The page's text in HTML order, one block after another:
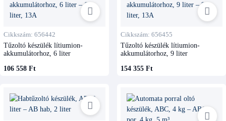
Cikkszám: 656442
Tűzoltó készülék lítiumion-
akkumulátorhoz, 6 liter
106 558 Ft
Cikkszám: 656455
Tűzoltó készülék lítiumion-
akkumulátorhoz, 9 liter
154 355 Ft